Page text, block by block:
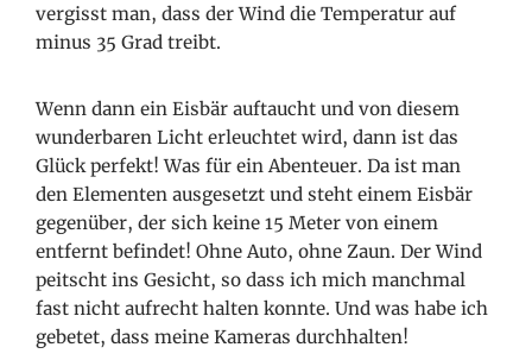
vergisst man, dass der Wind die Temperaturauf
minus 35 Grad treibt.
Wenn dann ein Eisbär auftaucht und von diesem
wunderbaren Licht erleuchtet wird, dann ist das
Glück perfekt! Was für ein Abenteuer. Da ist man
den Elementen ausgesetzt und steht einem Eisbär
gegenüber, der sich keine 15 Meter von einem
entfernt befindet! Ohne Auto, ohne Zaun. Der Wind
peitscht ins Gesicht, so dass ich mich manchmal
fast nicht aufrecht halten konnte. Und was habe ich
gebetet, dass meine Kameras durchhalten!